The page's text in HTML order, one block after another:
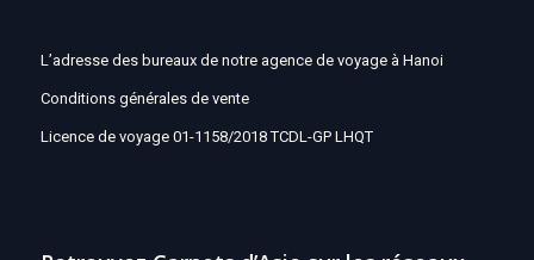
L’adresse des bureaux de notre agence de voyage à Hanoi
Conditions générales de vente
Licence de voyage 01-1158/2018 TCDL-GP LHQT